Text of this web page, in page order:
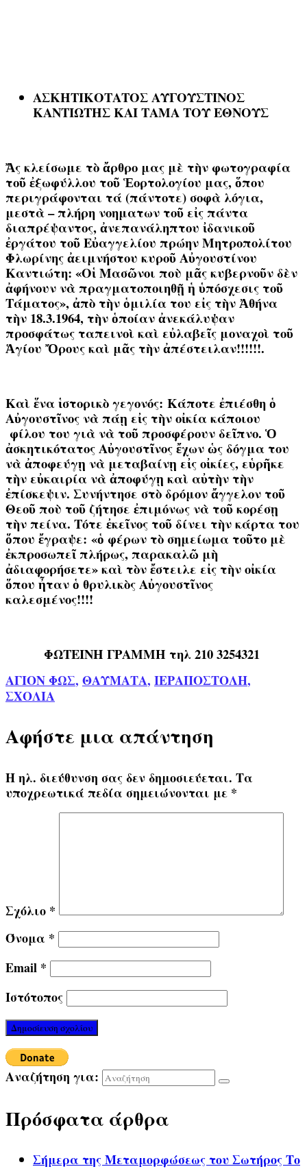
ΑΣΚΗΤΙΚΟΤΑΤΟΣ ΑΥΓΟΥΣΤΙΝΟΣ
ΚΑΝΤΙΩΤΗΣΚΑΙ ΤΑΜΑ ΤΟΥ ΕΘΝΟΥΣ
Ἄς κλείσωμε τὸ ἄρθρο μας μὲ τὴν φωτογραφία
τοῦ ἐξωφύλλου τοῦ Ἑορτολογίου μας, ὅπου
περιγράφονται τά (πάντοτε) σοφὰ λόγια,
μεστὰ – πλήρη νοηματων τοῦ εἰς πάντα
διαπρέψαντος, ἀνεπανάληπτου ἰδανικοῦ
ἐργάτου τοῦ Εὐαγγελίου πρώην Μητροπολίτου
Φλωρίνης ἀειμνήστου κυροῦ Αὐγουστίνου
Καντιώτη: «Oἱ Μασῶνοι ποὺ μᾶς κυβερνοῦν δὲν
ἀφήνουν νὰ πραγματοποιηθῇ ἡ ὑπόσχεσις τοῦ
Τάματος», ἀπὸ τὴν ὁμιλία του εἰς τὴν Ἀθήνα
τὴν 18.3.1964, τὴν ὁποίαν ἀνεκάλυψαν
προσφάτως ταπεινοὶ καὶ εὐλαβεῖς μοναχοὶ τοῦ
Ἁγίου Ὄρους καὶ μᾶς τὴν ἀπέστειλαν!!!!!!.
Καὶ ἕνα ἱστορικὸ γεγονός: Κάποτε ἐπιέσθη ὁ
Αὐγουστῖνος νὰ πάῃ εἰς τὴν οἰκία κάποιου
φίλου του γιὰ νὰ τοῦ προσφέρουν δεῖπνο. Ὁ
ἀσκητικότατος Αὐγουστῖνος ἔχων ὡς δόγμα του
νὰ ἀποφεύγῃ νὰ μεταβαίνῃ εἰς οἰκίες, εὑρῆκε
τὴν εὐκαιρία νὰ ἀποφύγῃ καὶ αὐτὴν τὴν
ἐπίσκεψιν. Συνήντησε στὸ δρόμον ἄγγελον τοῦ
Θεοῦ ποὺ τοῦ ζήτησε ἐπιμόνως νὰ τοῦ κορέσῃ
τὴν πείνα. Τότε ἐκεῖνος τοῦ δίνει τὴν κάρτα του
ὅπου ἔγραψε: «ὁ φέρων τὸ σημείωμα τοῦτο μὲ
ἐκπροσωπεῖ πλήρως, παρακαλῶ μὴ
ἀδιαφορήσετε» καὶ τὸν ἔστειλε εἰς τὴν οἰκία
ὅπου ἦταν ὁ θρυλικὸς Αὐγουστῖνος
καλεσμένος!!!!
ΦΩΤΕΙΝΗ ΓΡΑΜΜΗ τηλ 210 3254321
ΑΓΙΟΝ ΦΩΣ, ΘΑΥΜΑΤΑ, ΙΕΡΑΠΟΣΤΟΛΗ,
ΣΧΟΛΙΑ
Αφήστε μια απάντηση
Η ηλ. διεύθυνση σας δεν δημοσιεύεται. Τα
υποχρεωτικά πεδία σημειώνονται με *
Σχόλιο *
Όνομα *
Email *
Ιστότοπος
Αναζήτηση για:
Πρόσφατα άρθρα
Σήμερα της Μεταμορφώσεως του Σωτήρος Το